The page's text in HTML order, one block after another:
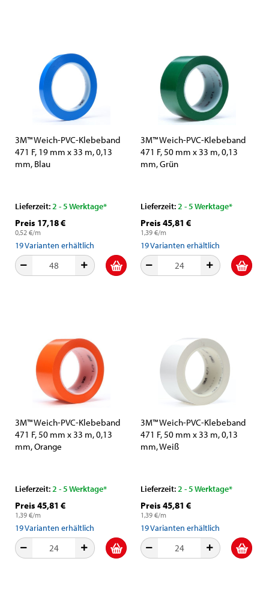
3M™ Weich-PVC-Klebeband
471 F, 19 mm x 33 m, 0,13
mm, Blau
Lieferzeit:2 - 5 Werktage*
Preis 17,18 €
0,52 €/m
19Varianten erhältlich
3M™ Weich-PVC-Klebeband
471 F, 50 mm x 33 m, 0,13
mm, Grün
Lieferzeit:2 - 5 Werktage*
Preis 45,81 €
1,39 €/m
19Varianten erhältlich
3M™ Weich-PVC-Klebeband
471 F, 50 mm x 33 m, 0,13
mm, Orange
Lieferzeit:2 - 5 Werktage*
Preis 45,81 €
1,39 €/m
19Varianten erhältlich
3M™ Weich-PVC-Klebeband
471 F, 50 mm x 33 m, 0,13
mm, Weiß
Lieferzeit:2 - 5 Werktage*
Preis 45,81 €
1,39 €/m
19Varianten erhältlich